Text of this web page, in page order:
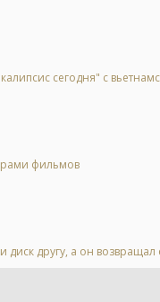
сегодня" с
фильмов
другу, а он возвращал